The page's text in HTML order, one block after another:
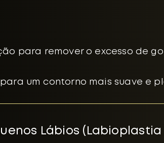
para remover o excesso de
um contorno mais suave e
Lábios